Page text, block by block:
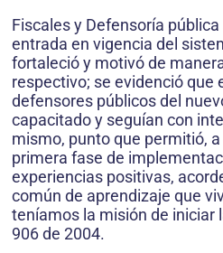
Fiscales y Defensoría
entrada en vigencia del
fortaleció y motivó de
respectivo; se evidenció que
defensores públicos del
capacitado y seguían con
mismo, punto que permitió,
primera fase de
experiencias positivas,
común de aprendizaje que
teníamos la misión de iniciar
906 de 2004.